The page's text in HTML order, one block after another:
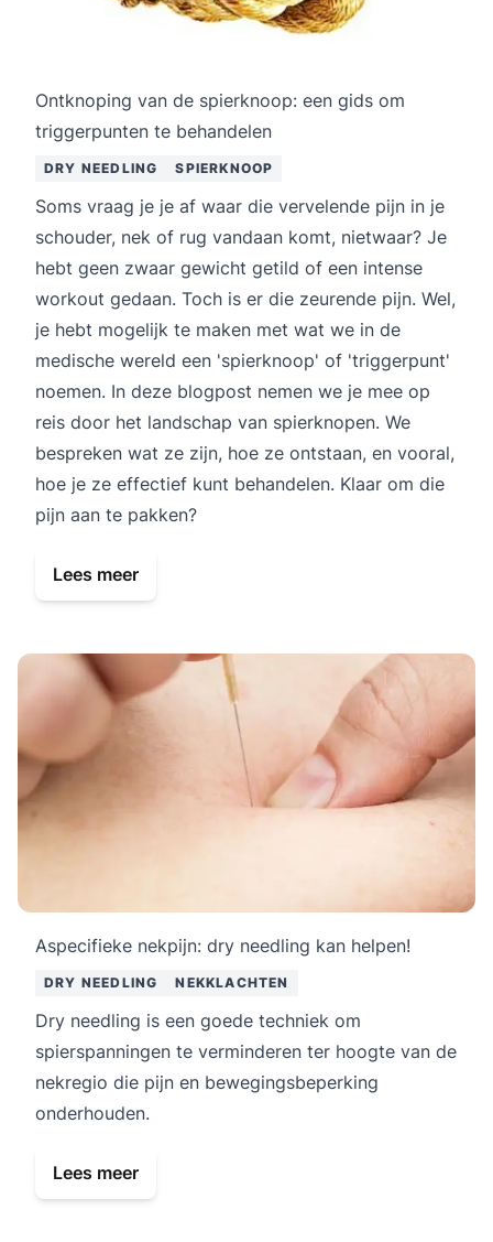
Ontknoping van de spierknoop: een gids om
triggerpunten te behandelen
DRY NEEDLING SPIERKNOOP
Soms vraag je je af waar die vervelende pijn in je
schouder, nek of rug vandaan komt, nietwaar? Je
hebt geen zwaar gewicht getild of een intense
workout gedaan. Toch is er die zeurende pijn. Wel,
je hebt mogelijk te maken met wat we in de
medische wereld een 'spierknoop' of 'triggerpunt'
noemen. In deze blogpost nemen we je mee op
reis door het landschap van spierknopen. We
bespreken wat ze zijn, hoe ze ontstaan, en vooral,
hoe je ze effectief kunt behandelen. Klaar om die
pijn aan te pakken?
Lees meer
Aspecifieke nekpijn: dry needling kan helpen!
DRY NEEDLING NEKKLACHTEN
Dry needling is een goede techniek om
spierspanningen te verminderen ter hoogte van de
nekregio die pijn en bewegingsbeperking
onderhouden.
Lees meer